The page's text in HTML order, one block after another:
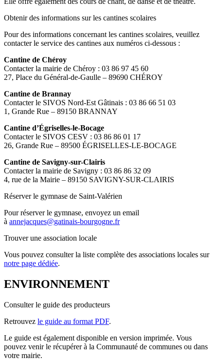
Obtenir des informations sur les cantines scolaires
Pour des informations concernant les cantines scolaires, veuillez
contacter le service des cantines aux numéros ci-dessous :
Cantine de Chéroy
Contacter la mairie de Chéroy : 03 86 97 45 60
27, Place du Général-de-Gaulle – 89690 CHÉROY
Cantine de Brannay
Contacter le SIVOS Nord-Est Gâtinais : 03 86 66 51 03
1, Grande Rue – 89150 BRANNAY
Cantine d’Égriselles-le-Bocage
Contacter le SIVOS CESV : 03 86 86 01 17
26, Grande Rue – 89500 ÉGRISELLES-LE-BOCAGE
Cantine de Savigny-sur-Clairis
Contacter la mairie de Savigny : 03 86 86 32 09
4, rue de la Mairie – 89150 SAVIGNY-SUR-CLAIRIS
Réserver le gymnase de Saint-Valérien
Pour réserver le gymnase, envoyez un email
à annejacques@gatinais-bourgogne.fr
Trouver une association locale
Vous pouvez consulter la liste complète des associations locales sur
notre page dédiée.
ENVIRONNEMENT
Consulter le guide des producteurs
Retrouvez le guide au format PDF.
Le guide est également disponible en version imprimée. Vous
pouvez venir le récupérer à la Communauté de communes ou dans
votre mairie.